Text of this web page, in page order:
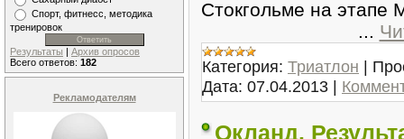
Спорт, фитнесс, методика
тренировок
Результаты | Архив опросов
Всего ответов: 182
Рекламодателям
Стокгольме на этапе
...
Категория: Триатлон |
Дата: 07.04.2013 |
Окланд.